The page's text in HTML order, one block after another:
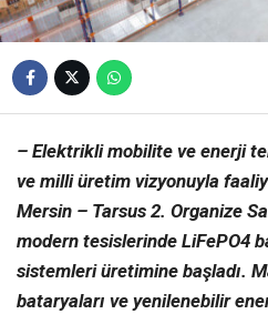
– Elektrikli mobilite ve enerji
ve milli üretim vizyonuyla
Mersin – Tarsus 2. Organize
modern tesislerinde LiFePO4
sistemleri üretimine başladı.
bataryaları ve yenilenebilir